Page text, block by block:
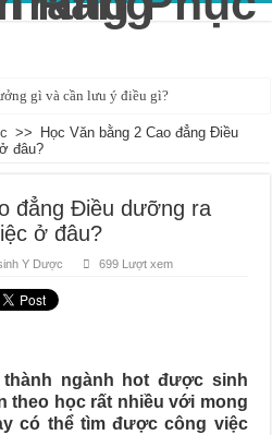
gì và cần lưu ý điều gì?
và cách xử lý hiệu quả
trạng trẻ bị vỡ răng hiệu quả
nướu răng trong cùng hàm dưới
và kéo dài bao lâu?
nào là quyết định hợp lý?
của sự thiếu hụt chất dinh dưỡng
đánh răng bằng muối hàng ngày?
>>
Học Văn bằng 2 Cao đẳng Điều
đâu?
đẳng Điều dưỡng ra
ở đâu?
Y Dược 699 Lượt xem
ngành hot được sinh
theo học rất nhiều với mong
có thể tìm được công việc